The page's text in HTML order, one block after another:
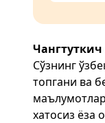
Чангтуткич
Сўзнинг
топгани ва
хатосиз ёза